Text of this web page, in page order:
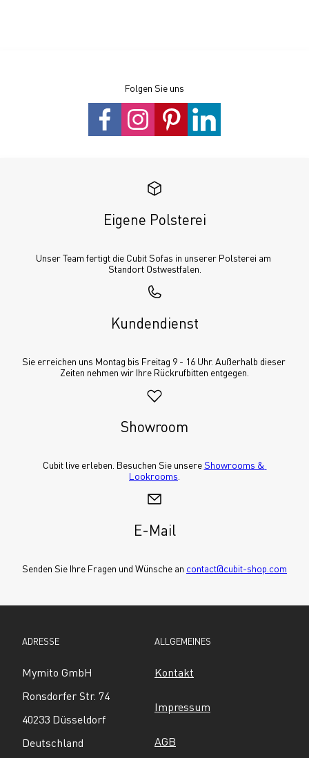
Folgen Sie uns
Eigene Polsterei
Unser Team fertigt die Cubit Sofas in unserer Polsterei am
Standort Ostwestfalen.
Kundendienst
Sie erreichen uns Montag bis Freitag 9 - 16 Uhr. Außerhalb dieser
Zeiten nehmen wir Ihre Rückrufbitten entgegen.
Showroom
Cubit live erleben. Besuchen Sie unsere Showrooms &
Lookrooms
E-Mail
Senden Sie Ihre Fragen und Wünsche an contact@cubit-shop.com
ADRESSE
Mymito GmbH
Ronsdorfer Str. 74
40233 Düsseldorf
Deutschland
ALLGEMEINES
Kontakt
Impressum
AGB